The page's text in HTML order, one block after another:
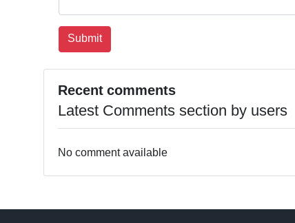
Recent comments
Latest Comments section by users
No comment available